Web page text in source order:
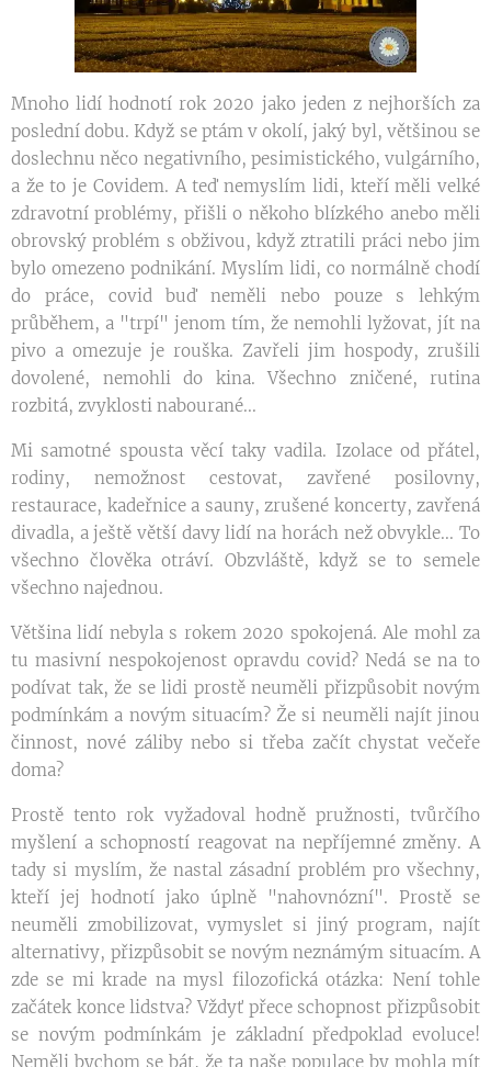
Mnoho lidí hodnotí rok 2020 jako jeden z nejhorších za
poslední dobu. Když se ptám v okolí, jaký byl, většinou se
doslechnu něco negativního, pesimistického, vulgárního,
a že to je Covidem. A teď nemyslím lidi, kteří měli velké
zdravotní problémy, přišli o někoho blízkého anebo měli
obrovský problém s obživou, když ztratili práci nebo jim
bylo omezeno podnikání. Myslím lidi, co normálně chodí
do práce, covid buď neměli nebo pouze s lehkým
průběhem, a "trpí" jenom tím, že nemohli lyžovat, jít na
pivo a omezuje je rouška. Zavřeli jim hospody, zrušili
dovolené, nemohli do kina. Všechno zničené, rutina
rozbitá, zvyklosti nabourané...
Mi samotné spousta věcí taky vadila. Izolace od přátel,
rodiny, nemožnost cestovat, zavřené posilovny,
restaurace, kadeřnice a sauny, zrušené koncerty, zavřená
divadla, a ještě větší davy lidí na horách než obvykle... To
všechno člověka otráví. Obzvláště, když se to semele
všechno najednou.
Většina lidí nebyla s rokem 2020 spokojená. Ale mohl za
tu masivní nespokojenost opravdu covid? Nedá se na to
podívat tak, že se lidi prostě neuměli přizpůsobit novým
podmínkám a novým situacím? Že si neuměli najít jinou
činnost, nové záliby nebo si třeba začít chystat večeře
doma?
Prostě tento rok vyžadoval hodně pružnosti, tvůrčího
myšlení a schopností reagovat na nepříjemné změny. A
tady si myslím, že nastal zásadní problém pro všechny,
kteří jej hodnotí jako úplně "nahovnózní". Prostě se
neuměli zmobilizovat, vymyslet si jiný program, najít
alternativy, přizpůsobit se novým neznámým situacím. A
zde se mi krade na mysl filozofická otázka: Není tohle
začátek konce lidstva? Vždyť přece schopnost přizpůsobit
se novým podmínkám je základní předpoklad evoluce!
Neměli bychom se bát, že ta naše populace by mohla mít